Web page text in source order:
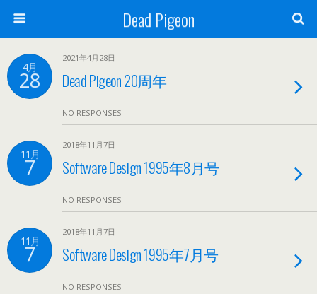
Dead Pigeon
4月
28
2021年4月28日
Dead Pigeon 20周年
NO RESPONSES
11月
7
2018年11月7日
Software Design 1995年8月号
NO RESPONSES
11月
7
2018年11月7日
Software Design 1995年7月号
NO RESPONSES